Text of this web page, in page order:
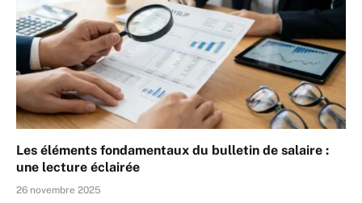
Les éléments fondamentaux du bulletin de salaire :
une lecture éclairée
26 novembre 2025